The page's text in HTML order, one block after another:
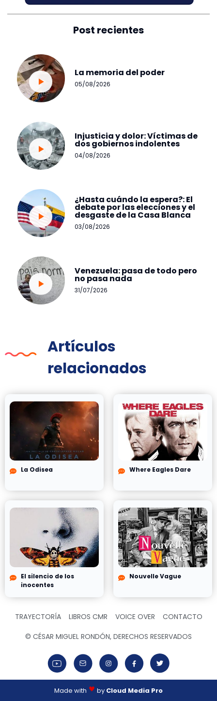
Post recientes
La memoria del poder
05/08/2026
Injusticia y dolor: Víctimas de
dos gobiernos indolentes
04/08/2026
¿Hasta cuándo la espera?: El
debate por las elecciones y el
desgaste de la Casa Blanca
03/08/2026
Venezuela: pasa de todo pero
no pasa nada
31/07/2026
Artículos
relacionados
La Odisea Where Eagles Dare
El silencio de los
inocentes
Nouvelle Vague
TRAYECTORÍA LIBROS CMR VOICE OVER CONTACTO
© CÉSAR MIGUEL RONDÓN, DERECHOS RESERVADOS
Made with by Cloud Media Pro